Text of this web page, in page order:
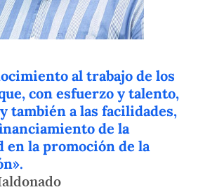
al trabajo de los
con esfuerzo y talento,
también a las facilidades,
de la
en la promoción de la